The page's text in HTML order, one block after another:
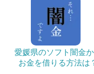
愛媛県のソフト闇金
お金を借りる方法は